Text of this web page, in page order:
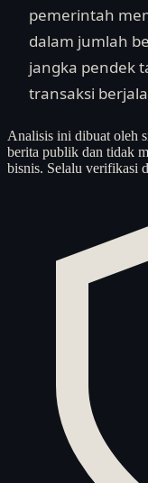
pemerintah
dalam jumlah
jangka pendek
transaksi
Analisis ini dibuat oleh
berita publik dan tidak
bisnis. Selalu verifikasi